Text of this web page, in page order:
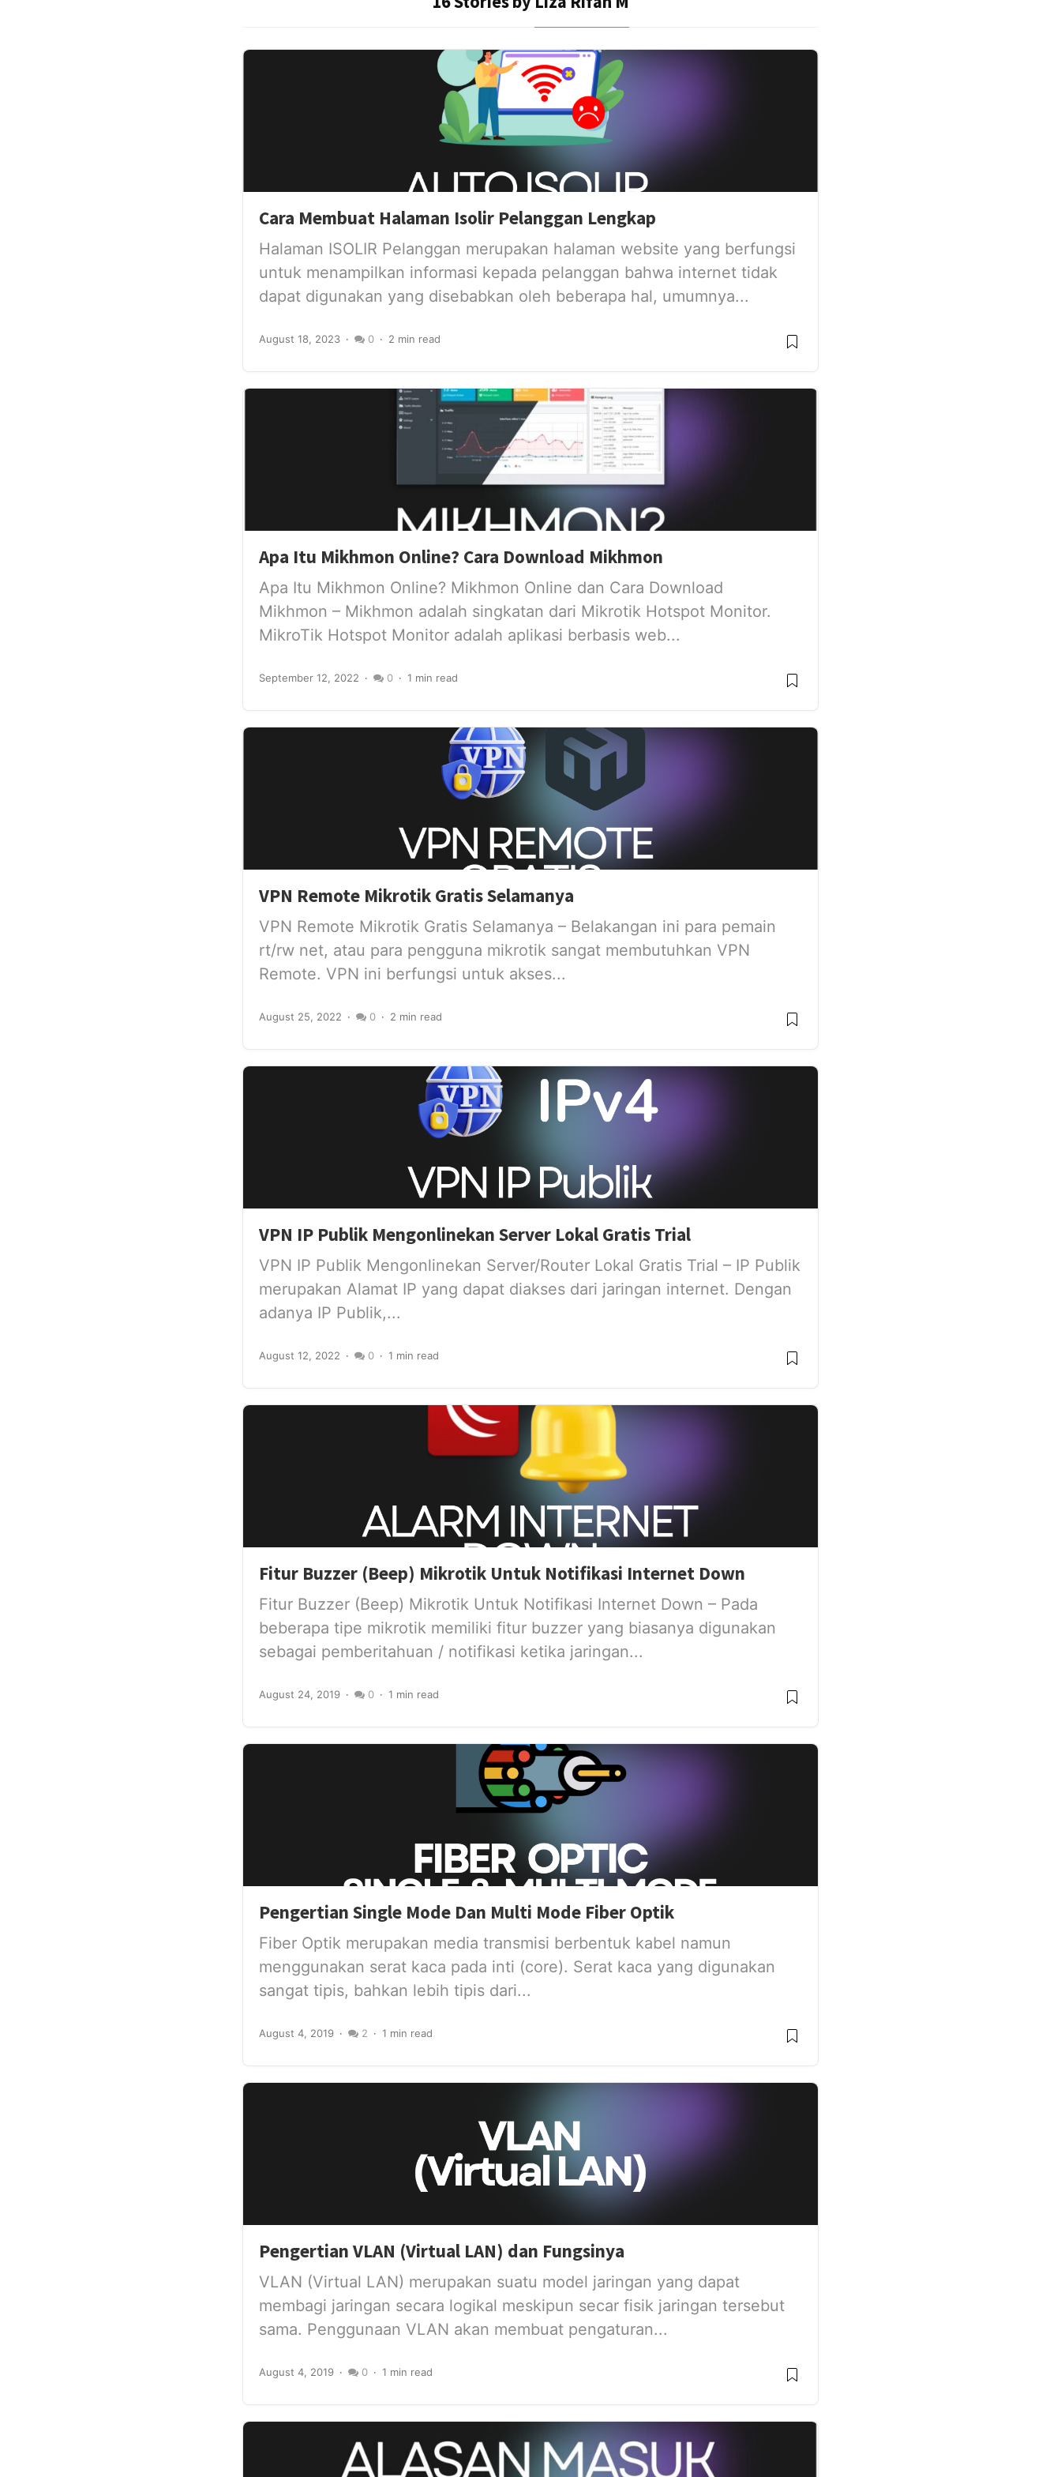
Cara Membuat Halaman Isolir Pelanggan Lengkap
Halaman ISOLIR Pelanggan merupakan halaman website yang berfungsi
untuk menampilkan informasi kepada pelanggan bahwa internet tidak
dapat digunakan yang disebabkan oleh beberapa hal, umumnya...
August 18, 2023 0 2 min read
Apa Itu Mikhmon Online? Cara Download Mikhmon
Apa Itu Mikhmon Online? Mikhmon Online dan Cara Download
Mikhmon – Mikhmon adalah singkatan dari Mikrotik Hotspot Monitor.
MikroTik Hotspot Monitor adalah aplikasi berbasis web...
September 12, 2022 0 1 min read
VPN Remote Mikrotik Gratis Selamanya
VPN Remote Mikrotik Gratis Selamanya – Belakangan ini para pemain
rt/rw net, atau para pengguna mikrotik sangat membutuhkan VPN
Remote. VPN ini berfungsi untuk akses...
August 25, 2022 0 2 min read
VPN IP Publik Mengonlinekan Server Lokal Gratis Trial
VPN IP Publik Mengonlinekan Server/Router Lokal Gratis Trial – IP Publik
merupakan Alamat IP yang dapat diakses dari jaringan internet. Dengan
adanya IP Publik,...
August 12, 2022 0 1 min read
Fitur Buzzer (Beep) Mikrotik Untuk Notifikasi Internet Down
Fitur Buzzer (Beep) Mikrotik Untuk Notifikasi Internet Down – Pada
beberapa tipe mikrotik memiliki fitur buzzer yang biasanya digunakan
sebagai pemberitahuan / notifikasi ketika jaringan...
August 24, 2019 0 1 min read
Pengertian Single Mode Dan Multi Mode Fiber Optik
Fiber Optik merupakan media transmisi berbentuk kabel namun
menggunakan serat kaca pada inti (core). Serat kaca yang digunakan
sangat tipis, bahkan lebih tipis dari...
August 4, 2019 2 1 min read
Pengertian VLAN (Virtual LAN) dan Fungsinya
VLAN (Virtual LAN) merupakan suatu model jaringan yang dapat
membagi jaringan secara logikal meskipun secar fisik jaringan tersebut
sama. Penggunaan VLAN akan membuat pengaturan...
August 4, 2019 0 1 min read